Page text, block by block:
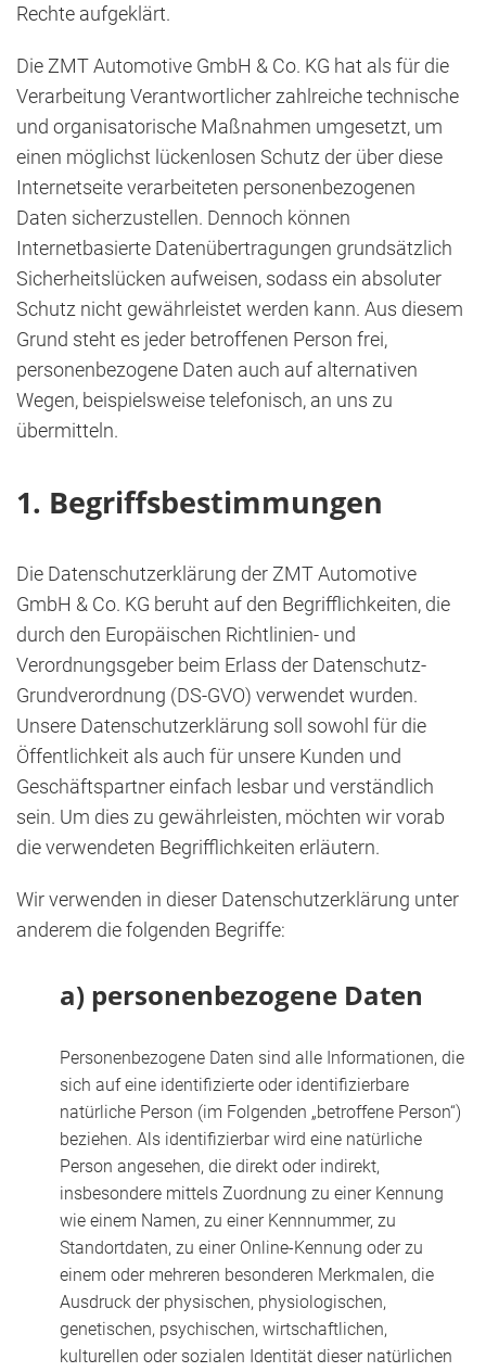
Rechte aufgeklärt.
Die ZMT Automotive GmbH & Co. KG hat als für die
Verarbeitung Verantwortlicher zahlreiche technische
und organisatorische Maßnahmen umgesetzt, um
einen möglichst lückenlosen Schutz der über diese
Internetseite verarbeiteten personenbezogenen
Daten sicherzustellen. Dennoch können
Internetbasierte Datenübertragungen grundsätzlich
Sicherheitslücken aufweisen, sodass ein absoluter
Schutz nicht gewährleistet werden kann. Aus diesem
Grund steht es jeder betroffenen Person frei,
personenbezogene Daten auch auf alternativen
Wegen, beispielsweise telefonisch, an uns zu
übermitteln.
1. Begriffsbestimmungen
Die Datenschutzerklärung der ZMT Automotive
GmbH & Co. KG beruht auf den Begrifflichkeiten, die
durch den Europäischen Richtlinien- und
Verordnungsgeber beim Erlass der Datenschutz-
Grundverordnung (DS-GVO) verwendet wurden.
Unsere Datenschutzerklärung soll sowohl für die
Öffentlichkeit als auch für unsere Kunden und
Geschäftspartner einfach lesbar und verständlich
sein. Um dies zu gewährleisten, möchten wir vorab
die verwendeten Begrifflichkeiten erläutern.
Wir verwenden in dieser Datenschutzerklärung unter
anderem die folgenden Begriffe:
a) personenbezogene Daten
Personenbezogene Daten sind alle Informationen, die
sich auf eine identifizierte oder identifizierbare
natürliche Person (im Folgenden „betroffene Person“)
beziehen. Als identifizierbar wird eine natürliche
Person angesehen, die direkt oder indirekt,
insbesondere mittels Zuordnung zu einer Kennung
wie einem Namen, zu einer Kennnummer, zu
Standortdaten, zu einer Online-Kennung oder zu
einem oder mehreren besonderen Merkmalen, die
Ausdruck der physischen, physiologischen,
genetischen, psychischen, wirtschaftlichen,
kulturellen oder sozialen Identität dieser natürlichen